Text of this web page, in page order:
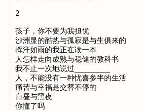
2
孩子，你不要为我担忧
沙洲显的酷热与孤寂是与生俱来的
挥汗如雨的我正在读一本
人怎样走向成熟与稳健的教科书
我不止一次地说过________
人，不能没有一种忧喜参半的生活
痛苦与幸福是交替不停的
白昼与黑夜
你懂了吗